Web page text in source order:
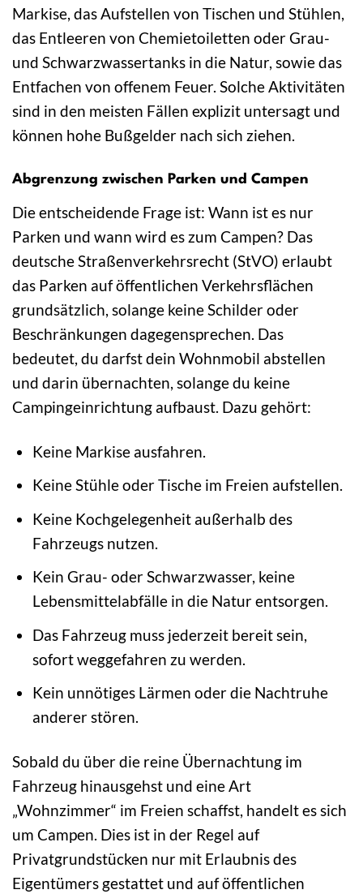
Markise, das Aufstellen von Tischen und Stühlen,
das Entleeren von Chemietoiletten oder Grau-
und Schwarzwassertanks in die Natur, sowie das
Entfachen von offenem Feuer. Solche Aktivitäten
sind in den meisten Fällen explizit untersagt und
können hohe Bußgelder nach sich ziehen.
Abgrenzung zwischen Parken und Campen
Die entscheidende Frage ist: Wann ist es nur
Parken und wann wird es zum Campen? Das
deutsche Straßenverkehrsrecht (StVO) erlaubt
das Parken auf öffentlichen Verkehrsflächen
grundsätzlich, solange keine Schilder oder
Beschränkungen dagegensprechen. Das
bedeutet, du darfst dein Wohnmobil abstellen
und darin übernachten, solange du keine
Campingeinrichtung aufbaust. Dazu gehört:
Keine Markise ausfahren.
Keine Stühle oder Tische im Freien aufstellen.
Keine Kochgelegenheit außerhalb des
Fahrzeugs nutzen.
Kein Grau- oder Schwarzwasser, keine
Lebensmittelabfälle in die Natur entsorgen.
Das Fahrzeug muss jederzeit bereit sein,
sofort weggefahren zu werden.
Kein unnötiges Lärmen oder die Nachtruhe
anderer stören.
Sobald du über die reine Übernachtung im
Fahrzeug hinausgehst und eine Art
„Wohnzimmer“ im Freien schaffst, handelt es sich
um Campen. Dies ist in der Regel auf
Privatgrundstücken nur mit Erlaubnis des
Eigentümers gestattet und auf öffentlichen